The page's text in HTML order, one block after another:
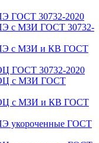
ГОСТ 30732-2020
с МЗИ ГОСТ 30732-
с МЗИ и КВ ГОСТ
ГОСТ 30732-2020
с МЗИ ГОСТ
с МЗИ и КВ ГОСТ
укороченные ГОСТ